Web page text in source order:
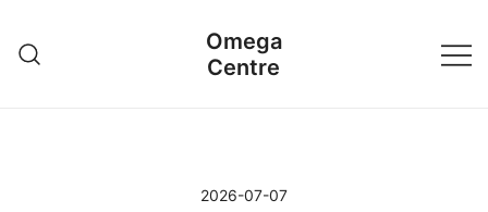
treści
Omega
Centre
2026-07-07